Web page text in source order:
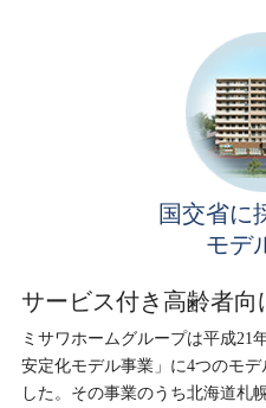
多彩な動画やこだわりが詰まった
住まいづくりを楽しく学べるデジ
ホームラウンジ 新築・戸建て
国交省に
モデ
サービス付き高齢者向
ミサワホームグループは平成21
安定化モデル事業」に4つのモ
した。その事業のうち北海道札